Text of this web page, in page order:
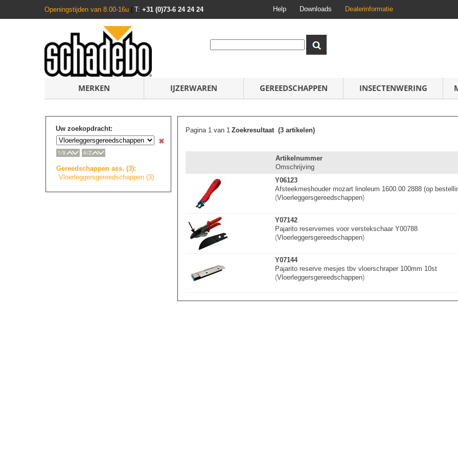
Openingstijden van 8.00-16u T: +31 (0)73-6 24 24 24 Help Downloads Dealerinformatie
MERKEN IJZERWAREN GEREEDSCHAPPEN INSECTENWERING
Uw zoekopdracht:
Gereedschappen ass. (3):
Vloerleggersgereedschappen (3)
Pagina 1 van 1Zoekresultaat (3 artikelen)
Artikelnummer
Omschrijving
Y06123
Afsteekmeshouder mozart linoleum 1600.00 2888 (op
(Vloerleggersgereedsc happen)
Y07142
Pajarito reservemes voor verstekschaar Y00788
(Vloerleggersgereedsc happen)
Y07144
Pajarito reserve mesjes tbv vloerschraper 100mm 10st
(Vloerleggersgereedsc happen)